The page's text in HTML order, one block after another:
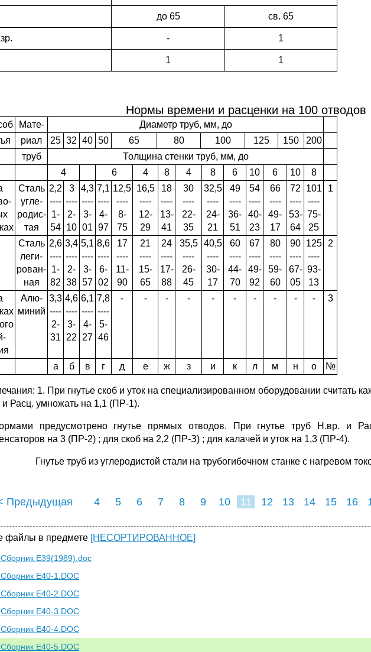
до 65 св. 65
- 1
1 1
Нормы времени и расценки на 100 отводов
Мате-
Диаметр труб, мм, до
риал 25 32 40 50 65 80 100 125 150
200
труб
Толщина стенки труб, мм, до
4
6 4 8 4 8 6 10 6 10
8
Сталь
угле­
родис­
тая
2,2
----
1-
54
3
----
2-
10
4,3
----
3-
01
7,1
----
4-
97
12,5
----
8-
75
16,5
----
12-
29
18
----
13-
41
30
----
22-
35
32,5
----
24-
21
49
----
36-
51
54
----
40-
23
66
----
49-
17
72
----
53-
64
101
----
75-
25
1
Сталь
леги­
рован­
ная
2,6
----
1-
82
3,4
----
2-
38
5,1
----
3-
57
8,6
----
6-
02
17
----
11-
90
21
----
15-
65
24
----
17-
88
35,5
----
26-
45
40,5
----
30-
17
60
----
44-
70
67
----
49-
92
80
----
59-
60
90
----
67-
05
125
----
93-
13
2
Алю­
миний
3,3
----
2-
31
4,6
----
3-
22
6,1
----
4-
27
7,8
----
5-
46
- - - - - - - - - - 3
а б в г д е ж з и к л м н о №
1. При гнутье скоб и уток на специализированном оборудовании считать
и Расц. умножать на 1,1 (ПР-1).
предусмотрено гнутье прямых отводов. При гнутье труб Н.вр. и
на 3 (ПР-2) ; для скоб на 2,2 (ПР-З) ; для калачей и уток на 1,3 (ПР-4).
Гнутье труб из углеродистой стали на трубогибочном станке с нагревом
Предыдущая 4 5 6 7 8 9 10 11 12 13 14 15 16
файлы в предмете [НЕСОРТИРОВАННОЕ]
Е39(1989).doc
Е40-1.DOC
Е40-2.DOC
Е40-3.DOC
Е40-4.DOC
Е40-5.DOC